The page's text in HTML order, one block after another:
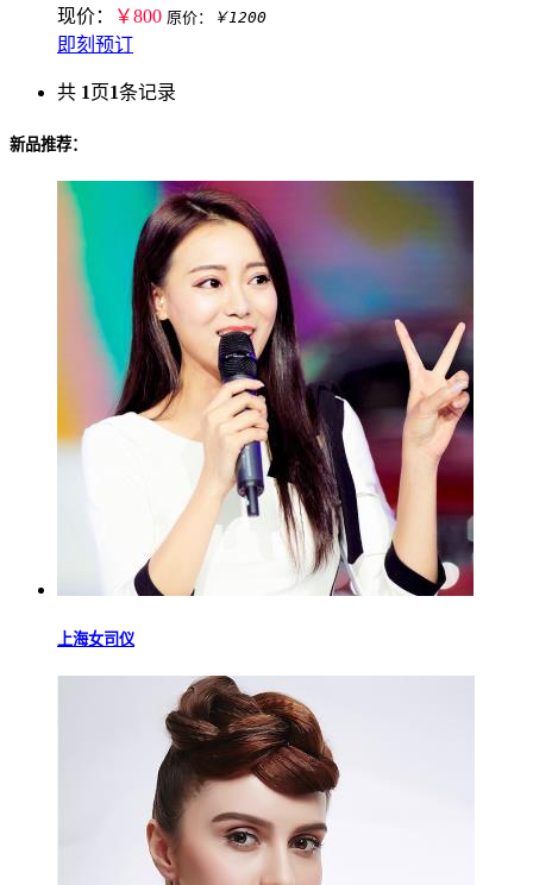
现价： ￥800 原价： ￥1200
即刻预订
共 1页1条记录
新品推荐：
上海女司仪